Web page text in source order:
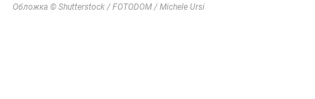
Обложка © Shutterstock / FOTODOM / Michele Ursi